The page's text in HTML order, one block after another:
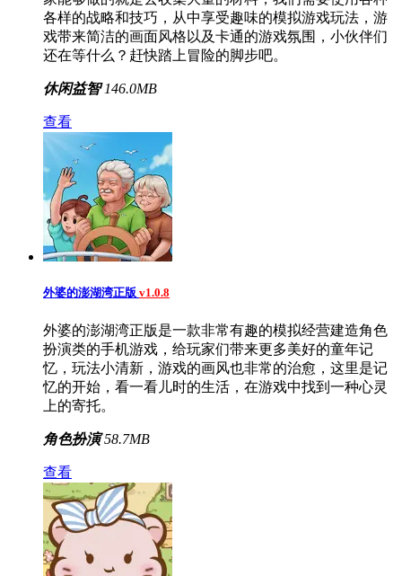
各样的战略和技巧，从中享受趣味的模拟游戏玩法，游
戏带来简洁的画面风格以及卡通的游戏氛围，小伙伴们
还在等什么？赶快踏上冒险的脚步吧。
休闲益智 146.0MB
查看
外婆的澎湖湾正版 v1.0.8
外婆的澎湖湾正版是一款非常有趣的模拟经营建造角色
扮演类的手机游戏，给玩家们带来更多美好的童年记
忆，玩法小清新，游戏的画风也非常的治愈，这里是记
忆的开始，看一看儿时的生活，在游戏中找到一种心灵
上的寄托。
角色扮演 58.7MB
查看